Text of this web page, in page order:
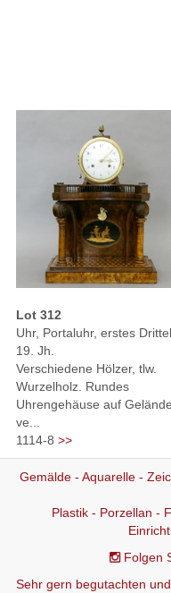
Lot 312
Uhr, Portaluhr, erstes Drittel
19. Jh.
Verschiedene Hölzer, tlw.
Wurzelholz. Rundes
Uhrengehäuse auf
ve...
1114-8 >>
Gemälde - Aquarelle -
Plastik - Porzellan -
Folgen
Sehr gern begutachten